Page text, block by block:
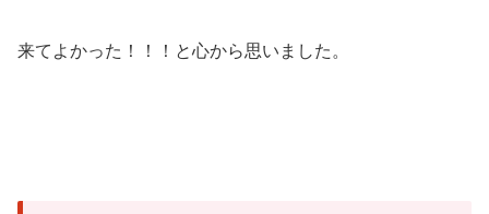
来てよかった！！！と心から思いました。